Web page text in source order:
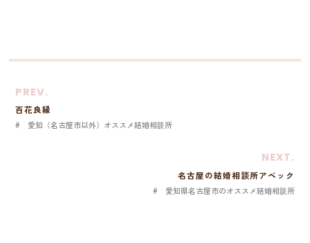
PREV.
百花良縁
愛知（名古屋市以外）オススメ結婚相談所
NEXT.
名古屋の結婚相談所アベック
愛知県名古屋市のオススメ結婚相談所